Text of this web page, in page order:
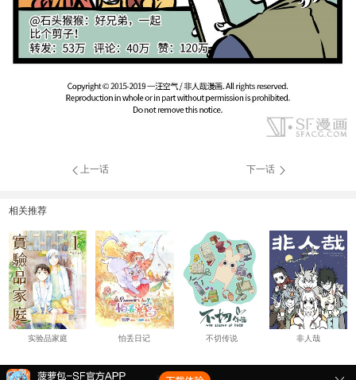
上一话 下一话
相关推荐
实验品家庭 怕丢日记 不切传说 非人哉